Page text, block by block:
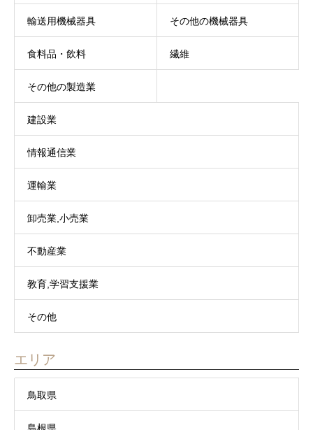
輸送用機械器具 その他の機械器具
食料品・飲料 繊維
その他の製造業
建設業
情報通信業
運輸業
卸売業,小売業
不動産業
教育,学習支援業
その他
エリア
鳥取県